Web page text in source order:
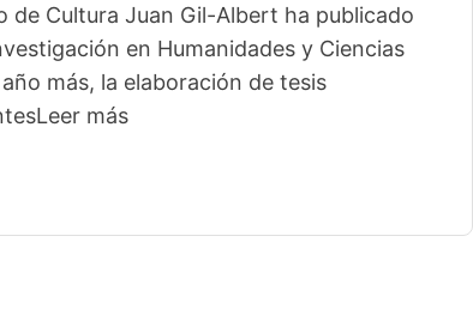
Cultura Juan Gil-Albert ha publicado
en Humanidades y Ciencias
más, la elaboración de tesis
Leer más